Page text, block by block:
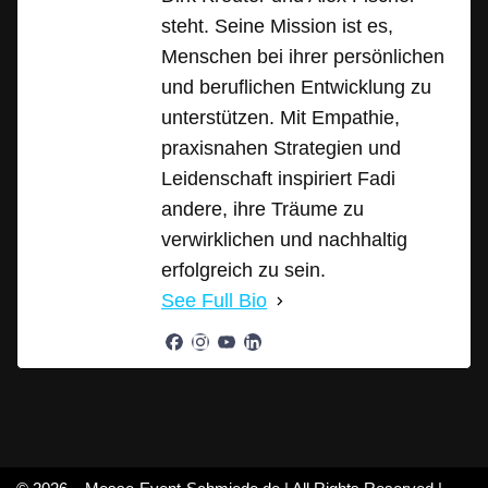
steht. Seine Mission ist es,
Menschen bei ihrer persönlichen
und beruflichen Entwicklung zu
unterstützen. Mit Empathie,
praxisnahen Strategien und
Leidenschaft inspiriert Fadi
andere, ihre Träume zu
verwirklichen und nachhaltig
erfolgreich zu sein.
See Full Bio